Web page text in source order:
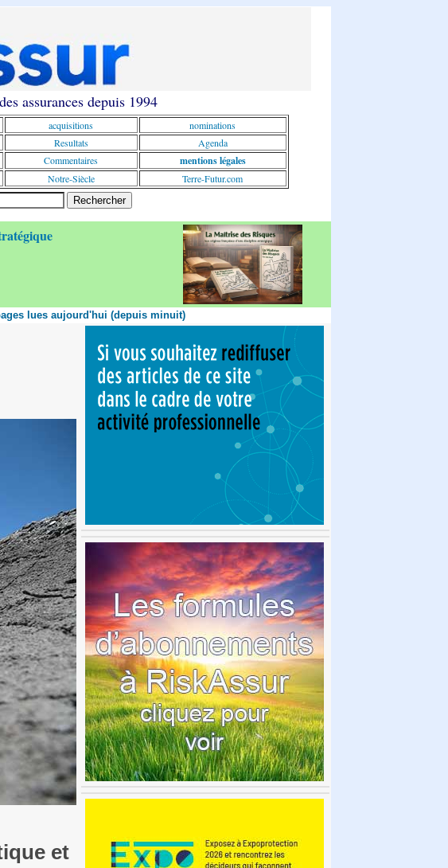
assurances depuis 1994
acquisitions
nominations
Resultats
Agenda
Commentaires mentions légales
Notre-Siècle Terre-Futur.com
lues aujourd'hui (depuis minuit)
et